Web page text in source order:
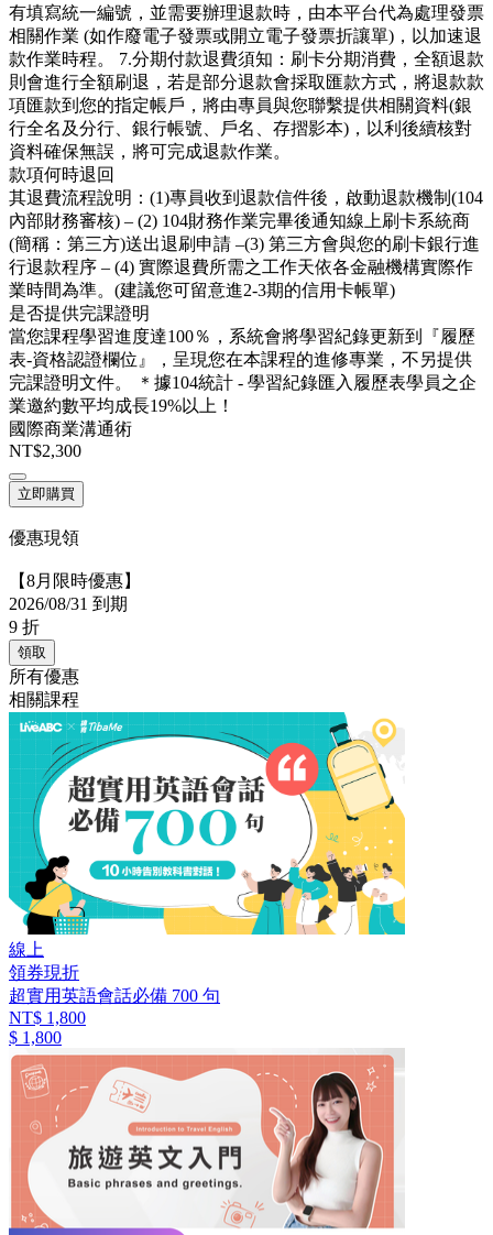
有填寫統一編號，並需要辦理退款時，由本平台代為處理發票
相關作業 (如作廢電子發票或開立電子發票折讓單)，以加速退
款作業時程。 7.分期付款退費須知：刷卡分期消費，全額退款
則會進行全額刷退，若是部分退款會採取匯款方式，將退款款
項匯款到您的指定帳戶，將由專員與您聯繫提供相關資料(銀
行全名及分行、銀行帳號、戶名、存摺影本)，以利後續核對
資料確保無誤，將可完成退款作業。
款項何時退回
其退費流程說明：(1)專員收到退款信件後，啟動退款機制(104
內部財務審核) – (2) 104財務作業完畢後通知線上刷卡系統商
(簡稱：第三方)送出退刷申請 –(3) 第三方會與您的刷卡銀行進
行退款程序 – (4) 實際退費所需之工作天依各金融機構實際作
業時間為準。(建議您可留意進2-3期的信用卡帳單)
是否提供完課證明
當您課程學習進度達100％，系統會將學習紀錄更新到『履歷
表-資格認證欄位』，呈現您在本課程的進修專業，不另提供
完課證明文件。 ＊據104統計 - 學習紀錄匯入履歷表學員之企
業邀約數平均成長19%以上！
國際商業溝通術
NT$2,300
立即購買
優惠現領
【8月限時優惠】
2026/08/31 到期
9 折
領取
所有優惠
相關課程
線上
領券現折
超實用英語會話必備 700 句
NT$ 1,800
$ 1,800